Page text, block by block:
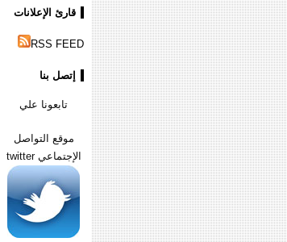
قارئ الإعلانات
RSS FEED
إتصل بنا
تابعونا علي
موقع التواصل
الإجتماعي twitter